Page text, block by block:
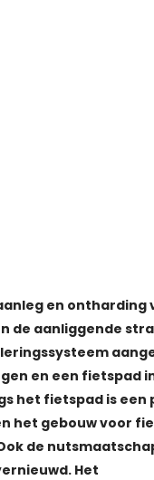
en ontharding
de aanliggende
en een fietspad
het fietspad is een
het gebouw voor
de
Het